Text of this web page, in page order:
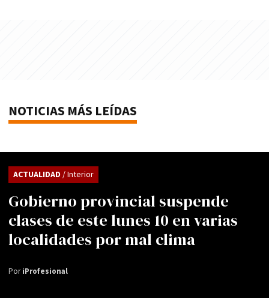
NOTICIAS MÁS LEÍDAS
Gobierno provincial suspende
clases de este lunes 10 en varias
localidades por mal clima
ACTUALIDAD / Interior
PoriProfesional